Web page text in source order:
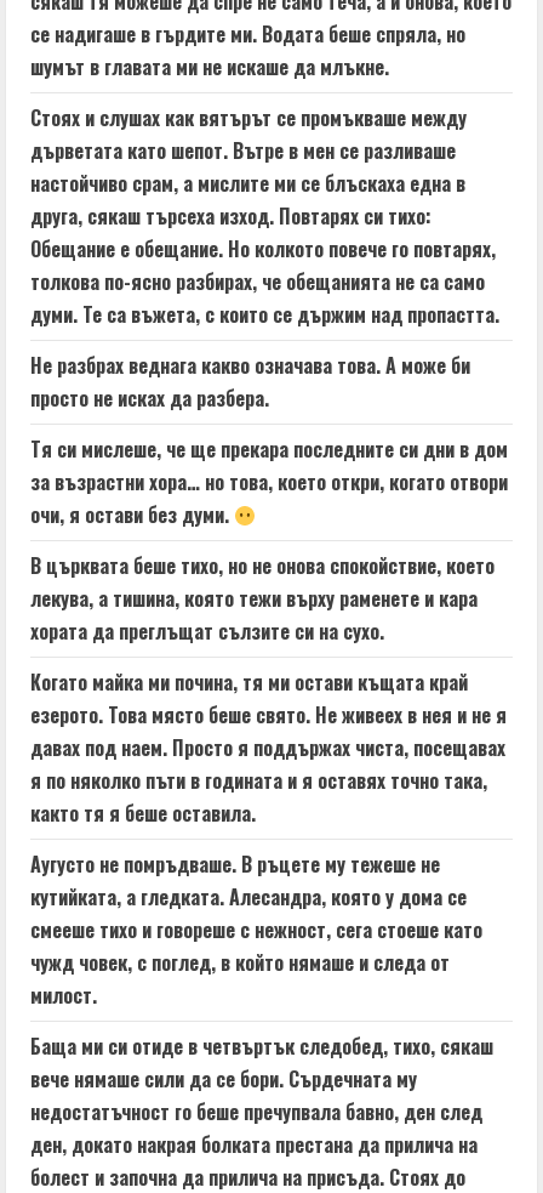
се надигаше в гърдите ми. Водата беше спряла, но
шумът в главата ми не искаше да млъкне.
Стоях и слушах как вятърът се промъкваше между
дърветата като шепот. Вътре в мен се разливаше
настойчиво срам, а мислите ми се блъскаха една в
друга, сякаш търсеха изход. Повтарях си тихо:
Обещание е обещание. Но колкото повече го повтарях,
толкова по-ясно разбирах, че обещанията не са само
думи. Те са въжета, с които се държим над пропастта.
Не разбрах веднага какво означава това. А може би
просто не исках да разбера.
Тя си мислеше, че ще прекара последните си дни в дом
за възрастни хора… но това, което откри, когато отвори
очи, я остави без думи.
В църквата беше тихо, но не онова спокойствие, което
лекува, а тишина, която тежи върху раменете и кара
хората да преглъщат сълзите си на сухо.
Когато майка ми почина, тя ми остави къщата край
езерото. Това място беше свято. Не живеех в нея и не я
давах под наем. Просто я поддържах чиста, посещавах
я по няколко пъти в годината и я оставях точно така,
както тя я беше оставила.
Аугусто не помръдваше. В ръцете му тежеше не
кутийката, а гледката. Алесандра, която у дома се
смееше тихо и говореше с нежност, сега стоеше като
чужд човек, с поглед, в който нямаше и следа от
милост.
Баща ми си отиде в четвъртък следобед, тихо, сякаш
вече нямаше сили да се бори. Сърдечната му
недостатъчност го беше пречупвала бавно, ден след
ден, докато накрая болката престана да прилича на
болест и започна да прилича на присъда. Стоях до